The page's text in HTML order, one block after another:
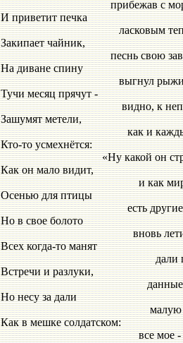
прибежав с
И приветит печка
ласковым
Закипает чайник,
песнь свою
На диване спину
выгнул рыжий
Тучи месяц прячут -
видно, к
Зашумят метели,
как и каждый
Кто-то усмехнётся:
«Ну какой он
Как он мало видит,
и как мир
Осенью для птицы
есть другие
Но в свое болото
вновь летит
Всех когда-то манят
дали
Встречи и разлуки,
данные
Но несу за дали
малую
Как в мешке солдатском:
все мое - с